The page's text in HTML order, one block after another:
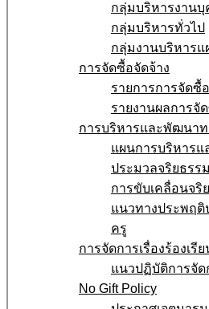
กลุ่มบริหารงานบุ
กลุ่มบริหารทั่วไป
กลุ่มงานบริหารแ
การจัดซื้อจัดจ้าง
รายการการจัดซื้
รายงานผลการจั
การบริหารและพัฒนา
แผนการบริหาร
ประมวลจริยธรรม
การขับเคลื่อนจริ
แนวทางประพฤ
ครู
การจัดการเรื่องร้องเรีย
แนวปฏิบัติการจัด
No Gift Policy